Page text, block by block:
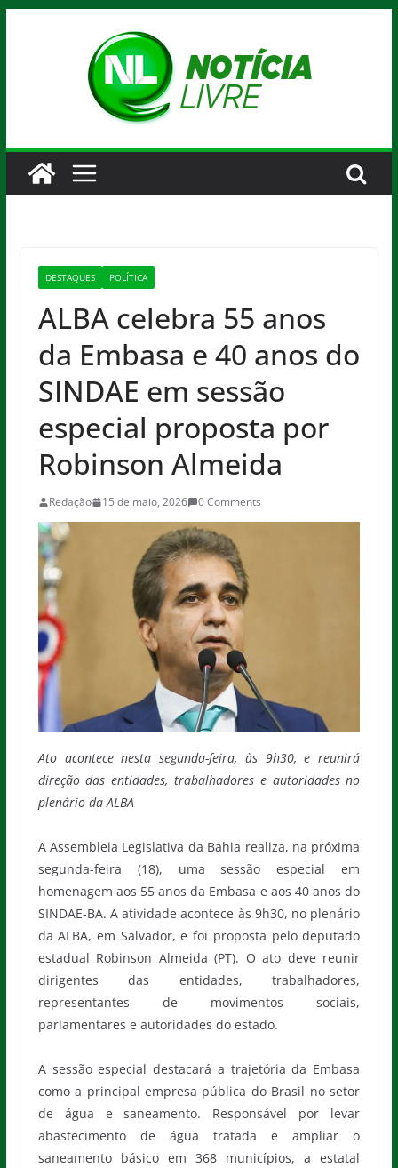
DESTAQUES POLÍTICA
ALBA celebra 55 anos
da Embasa e 40 anos do
SINDAE em sessão
especial proposta por
Robinson Almeida
Redação 15 de maio, 2026 0 Comments
Ato acontece nesta segunda-feira, às 9h30, e reunirá
direção das entidades, trabalhadores e autoridades no
plenário da ALBA
A Assembleia Legislativa da Bahia realiza, na próxima
segunda-feira (18), uma sessão especial em
homenagem aos 55 anos da Embasa e aos 40 anos do
SINDAE-BA. A atividade acontece às 9h30, no plenário
da ALBA, em Salvador, e foi proposta pelo deputado
estadual Robinson Almeida (PT). O ato deve reunir
dirigentes das entidades, trabalhadores,
representantes de movimentos sociais,
parlamentares e autoridades do estado.
A sessão especial destacará a trajetória da Embasa
como a principal empresa pública do Brasil no setor
de água e saneamento. Responsável por levar
abastecimento de água tratada e ampliar o
saneamento básico em 368 municípios, a estatal